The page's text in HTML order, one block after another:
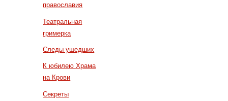
православия
Театральная
гримерка
Следы ушедших
К юбилею Храма
на Крови
Секреты